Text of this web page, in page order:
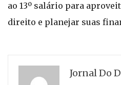
ao 13º salário para
direito e planejar suas
Jornal Do